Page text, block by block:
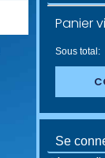
Panier
Sous total:
Se